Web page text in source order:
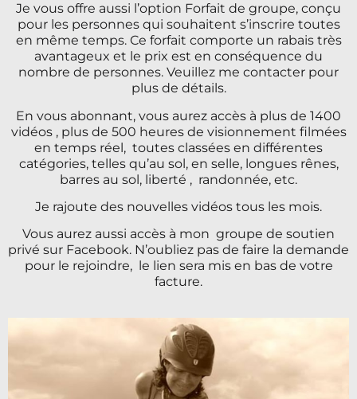
Je vous offre aussi l’option Forfait de groupe, conçu
pour les personnes qui souhaitent s’inscrire toutes
en même temps. Ce forfait comporte un rabais très
avantageux et le prix est en conséquence du
nombre de personnes. Veuillez me contacter pour
plus de détails.
En vous abonnant, vous aurez accès à plus de 1400
vidéos , plus de 500 heures de visionnement filmées
en temps réel, toutes classées en différentes
catégories, telles qu’au sol, en selle, longues rênes,
barres au sol, liberté , randonnée, etc.
Je rajoute des nouvelles vidéos tous les mois.
Vous aurez aussi accès à mon groupe de soutien
privé sur Facebook. N’oubliez pas de faire la demande
pour le rejoindre, le lien sera mis en bas de votre
facture.